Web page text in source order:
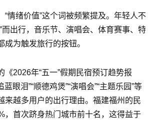
“情绪价值”这个词被频繁提及。年轻人不
而出行，音乐节、演唱会、体育赛事、特
成为触发旅行的按钮。
《2026年“五一”假期民宿预订趋势报
蓝眼泪”“顺德鸡煲”“演唱会”“主题乐园”等
来越多用户的出行理由。福建福州的民
，首次跻身热门城市前十名，这得益于